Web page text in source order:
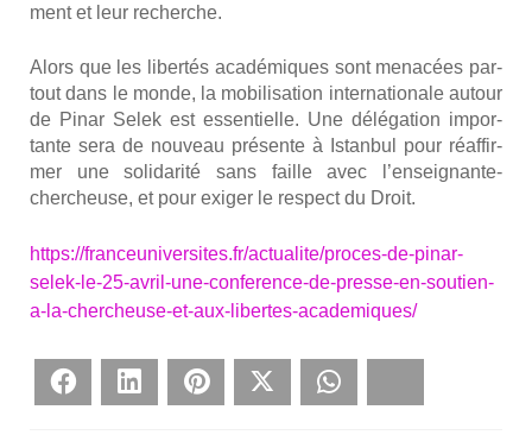
ment et leur recherche.
Alors que les liber­tés aca­dé­miques sont mena­cées par­
tout dans le monde, la mobi­li­sa­tion inter­na­tio­nale autour
de Pinar Selek est essen­tielle. Une délé­ga­tion impor­
tante sera de nou­veau pré­sente à Istan­bul pour réaf­fir­
mer une soli­da­ri­té sans faille avec l’enseignante-
chercheuse, et pour exi­ger le res­pect du Droit.
https://franceuniversites.fr/actualite/proces-de-pinar-
selek-le-25-avril-une-conference-de-presse-en-soutien-
a-la-chercheuse-et-aux-libertes-academiques/
Face­bookLin­ke­dIn Pin­te­rest Twit­ter